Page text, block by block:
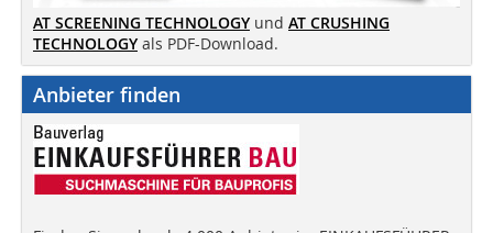
AT SCREENING TECHNOLOGY und AT CRUSHING
TECHNOLOGY als PDF-Download.
Anbieter finden